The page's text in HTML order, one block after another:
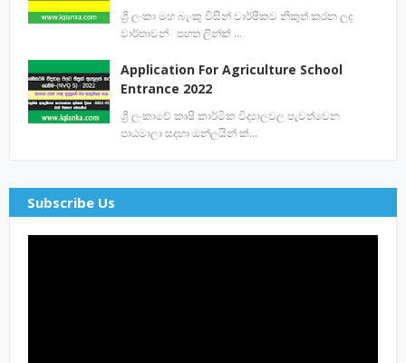
ශ්‍රී ලංකා මහ බැංකු විසින් වාර්ෂිකව නිකුත් කරන ලද
වාර්තාවන් පහත ලින්ක් …
Application For Agriculture School
Entrance 2022
ශ්‍රී ලංකාවේ කෘෂි කාර්මික විද්‍යාලවල පැවත්වෙන
පාඨමාලා සදහා ඔන්ලයින් ක්…
Subscribe Us